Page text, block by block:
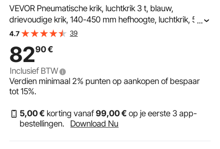
VEVOR Pneumatische krik, luchtkrik 3 t, blauw,
drievoudige krik, 140-450 mm hefhoogte, luchtkrik, 5
minuten hefhoogte, luchtkrik, krik voor SUV,
...
4.7 39
8290€
Inclusief BTW
Verdien minimaal2% punten op aankopen of bespaar
tot15%.
5,00€ korting vanaf99,00€ op je eerste 3 app-
bestellingen.
Download Nu